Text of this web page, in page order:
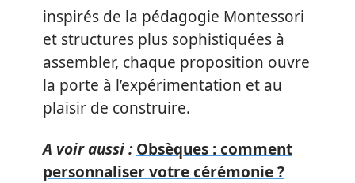
inspirés de la pédagogie Montessori
et structures plus sophistiquées à
assembler, chaque proposition ouvre
la porte à l’expérimentation et au
plaisir de construire.
A voir aussi : Obsèques : comment
personnaliser votre cérémonie ?